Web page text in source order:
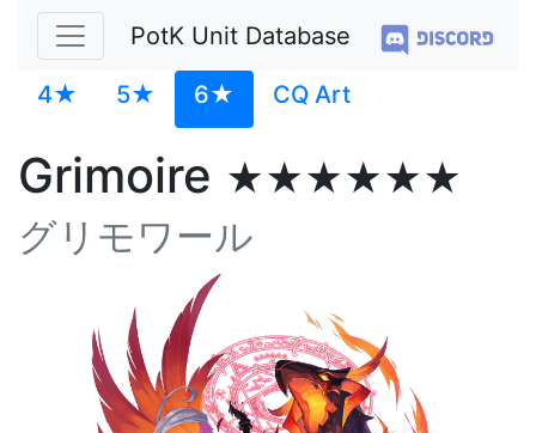
PotK Unit Database
4★ 5★ 6★ CQ Art
Grimoire ★★★★★★
グリモワール